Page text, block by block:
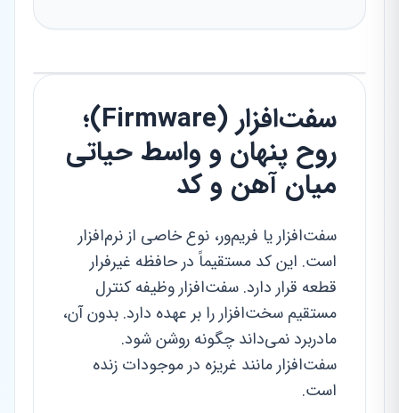
سفت‌افزار (Firmware)؛
روح پنهان و واسط حیاتی
میان آهن و کد
سفت‌افزار یا فریم‌ور، نوع خاصی از نرم‌افزار
است. این کد مستقیماً در حافظه غیرفرار
قطعه قرار دارد. سفت‌افزار وظیفه کنترل
مستقیم سخت‌افزار را بر عهده دارد. بدون آن،
مادربرد نمی‌داند چگونه روشن شود.
سفت‌افزار مانند غریزه در موجودات زنده
است.